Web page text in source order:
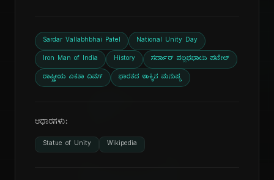
Sardar Vallabhbhai Patel National Unity Day
Iron Man of India History ಸರ್ದಾರ್ ವಲ್ಲಭಭಾಯಿ ಪಟೇಲ್
ರಾಷ್ಟ್ರೀಯ ಏಕತಾ ದಿವಸ್ ಭಾರತದ ಉಕ್ಕಿನ ಮನುಷ್ಯ
ಆಧಾರಗಳು:
Statue of Unity Wikipedia